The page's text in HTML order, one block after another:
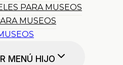
PARA MUSEOS
MUSEOS
MENÚ HIJO